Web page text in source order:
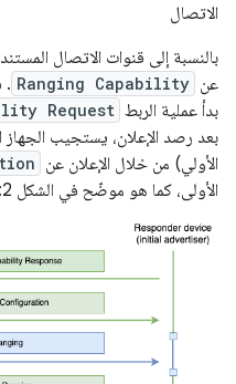
الاتصال
بالنسبة إلى قنوات الاتصال
عن Ranging Capability
.
بدأ عملية الربط Request
بعد رصد الإعلان، يستجيب الجهاز
الأولي) من خلال الإعلان عن
الأولى، كما هو موضّح في الشكل 2: